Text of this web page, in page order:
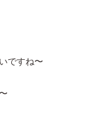
ですね〜